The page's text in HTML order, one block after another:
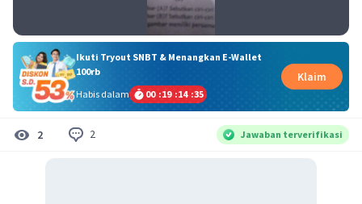
Ikuti Tryout SNBT & Menangkan E-Wallet
100rb
Habis dalam
00 :19 :14 :35
Klaim
2 2 Jawaban terverifikasi